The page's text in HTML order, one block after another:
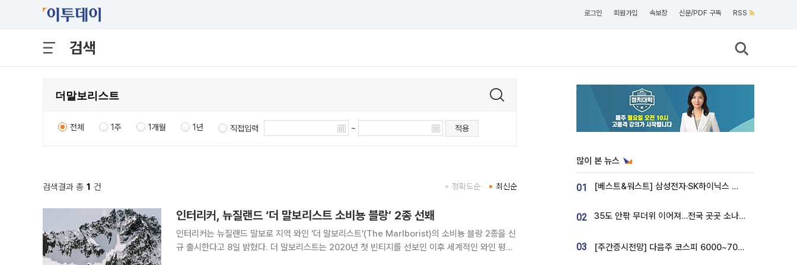
로그인 회원가입 속보창 신문/PDF 구독 RSS
검색
전체 1주 1개월 1년 직접입력 ~ 적용
검색결과 총 1 건 최신순
정확도순
인터리커, 뉴질랜드 ‘더 말보리스트 소비뇽 블랑’ 2종 선봬
인터리커는 뉴질랜드 말보로 지역 와인 '더 말보리스트'(The Marlborist)의 소비뇽 블랑 2종을 신
규 출시한다고 8일 밝혔다. 더 말보리스트는 2020년 첫 빈티지를 선보인 이후 세계적인 와인 평론
많이 본 뉴스
01 [베스트&워스트] 삼성전자·SK하이닉스 밀린 한 주…상상인증권은 85% 급등
02 35도 안팎 무더위 이어져…전국 곳곳 소나기 [오늘 날씨]
03 [주간증시전망] 다음주 코스피 6000~7000⋯“外人 수급은 정책이 변수”